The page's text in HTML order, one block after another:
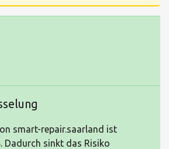
smart-repair.saarland ist
Dadurch sinkt das Risiko